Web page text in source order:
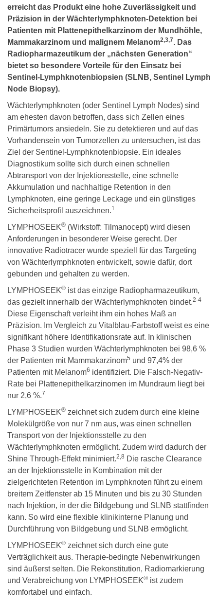
erreicht das Produkt eine hohe Zuverlässigkeit und
Präzision in der Wächterlymphknoten-Detektion bei
Patienten mit Plattenepithelkarzinom der Mundhöhle,
Mammakarzinom und malignem Melanom2,3,7. Das
Radiopharmazeutikum der „nächsten Generation“
bietet so besondere Vorteile für den Einsatz bei
Sentinel-Lymphknotenbiopsien (SLNB, Sentinel Lymph
Node Biopsy).
Wächterlymphknoten (oder Sentinel Lymph Nodes) sind
am ehesten davon betroffen, dass sich Zellen eines
Primärtumors ansiedeln. Sie zu detektieren und auf das
Vorhandensein von Tumorzellen zu untersuchen, ist das
Ziel der Sentinel-Lymphknotenbiopsie. Ein ideales
Diagnostikum sollte sich durch einen schnellen
Abtransport von der Injektionsstelle, eine schnelle
Akkumulation und nachhaltige Retention in den
Lymphknoten, eine geringe Leckage und ein günstiges
Sicherheitsprofil auszeichnen.1
LYMPHOSEEK® (Wirkstoff: Tilmanocept) wird diesen
Anforderungen in besonderer Weise gerecht. Der
innovative Radiotracer wurde speziell für das Targeting
von Wächterlymphknoten entwickelt, sowie dafür, dort
gebunden und gehalten zu werden.
LYMPHOSEEK® ist das einzige Radiopharmazeutikum,
das gezielt innerhalb der Wächterlymphknoten bindet.2-4
Diese Eigenschaft verleiht ihm ein hohes Maß an
Präzision. Im Vergleich zu Vitalblau-Farbstoff weist es eine
signifikant höhere Identifikationsrate auf. In klinischen
Phase 3 Studien wurden Wächterlymphknoten bei 98,6 %
der Patienten mit Mammakarzinom5 und 97,4% der
Patienten mit Melanom6 identifiziert. Die Falsch-Negativ-
Rate bei Plattenepithelkarzinomen im Mundraum liegt bei
nur 2,6 %.7
LYMPHOSEEK® zeichnet sich zudem durch eine kleine
Molekülgröße von nur 7 nm aus, was einen schnellen
Transport von der Injektionsstelle zu den
Wächterlymphknoten ermöglicht. Zudem wird dadurch der
Shine Through-Effekt minimiert.2,8 Die rasche Clearance
an der Injektionsstelle in Kombination mit der
zielgerichteten Retention im Lymphknoten führt zu einem
breitem Zeitfenster ab 15 Minuten und bis zu 30 Stunden
nach Injektion, in der die Bildgebung und SLNB stattfinden
kann. So wird eine flexible klinikinterne Planung und
Durchführung von Bildgebung und SLNB ermöglicht.
LYMPHOSEEK® zeichnet sich durch eine gute
Verträglichkeit aus. Therapie-bedingte Nebenwirkungen
sind äußerst selten. Die Rekonstitution, Radiomarkierung
und Verabreichung von LYMPHOSEEK® ist zudem
komfortabel und einfach.